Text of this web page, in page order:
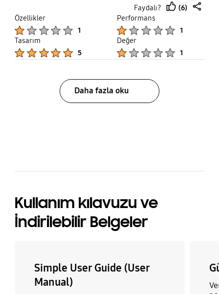
Faydalı?
up
(6)
Özellikler
1
Performans
1
Tasarım
5
Değer
1
Daha fazla oku
Kullanım kılavuzu ve
İndirilebilir Belgeler
Simple User Guide (User
Manual)